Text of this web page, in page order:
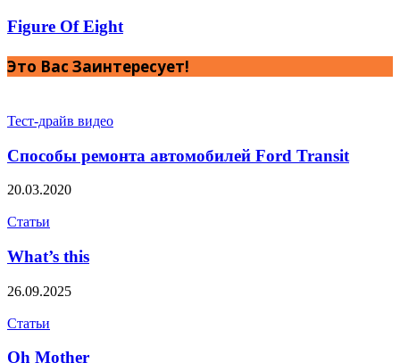
Figure Of Eight
Это Вас Заинтересует!
Тест-драйв видео
Способы ремонта автомобилей Ford Transit
20.03.2020
Статьи
What’s this
26.09.2025
Статьи
Oh Mother